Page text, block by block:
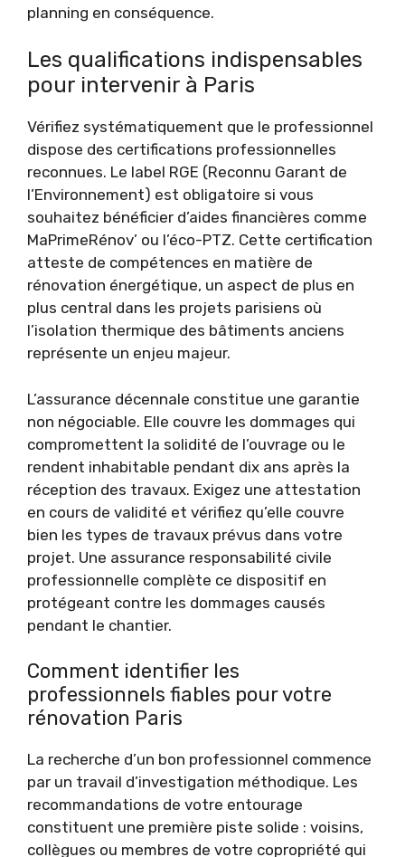
planning en conséquence.
Les qualifications indispensables
pour intervenir à Paris
Vérifiez systématiquement que le professionnel
dispose des certifications professionnelles
reconnues. Le label RGE (Reconnu Garant de
l’Environnement) est obligatoire si vous
souhaitez bénéficier d’aides financières comme
MaPrimeRénov’ ou l’éco-PTZ. Cette certification
atteste de compétences en matière de
rénovation énergétique, un aspect de plus en
plus central dans les projets parisiens où
l’isolation thermique des bâtiments anciens
représente un enjeu majeur.
L’assurance décennale constitue une garantie
non négociable. Elle couvre les dommages qui
compromettent la solidité de l’ouvrage ou le
rendent inhabitable pendant dix ans après la
réception des travaux. Exigez une attestation
en cours de validité et vérifiez qu’elle couvre
bien les types de travaux prévus dans votre
projet. Une assurance responsabilité civile
professionnelle complète ce dispositif en
protégeant contre les dommages causés
pendant le chantier.
Comment identifier les
professionnels fiables pour votre
rénovation Paris
La recherche d’un bon professionnel commence
par un travail d’investigation méthodique. Les
recommandations de votre entourage
constituent une première piste solide : voisins,
collègues ou membres de votre copropriété qui